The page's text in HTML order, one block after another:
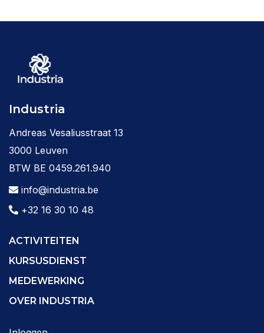
Industria
Andreas Vesaliusstraat 13
3000 Leuven
BTW BE 0459.261.940
info@industria.be
+32 16 30 10 48
ACTIVITEITEN
KURSUSDIENST
MEDEWERKING
OVER INDUSTRIA